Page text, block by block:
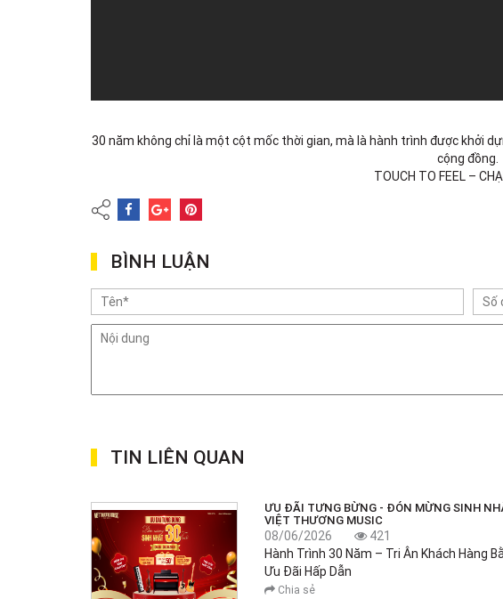
30 năm không chỉ là một cột mốc thời gian, mà là hành trình được khởi
cộng đồng.
TOUCH TO FEEL –
BÌNH LUẬN
TIN LIÊN QUAN
ƯU ĐÃI TƯNG BỪNG - ĐÓN MỪNG SINH
VIỆT THƯƠNG MUSIC
08/06/2026
421
Hành Trình 30 Năm – Tri Ân Khách Hàng
Ưu Đãi Hấp Dẫn
Chia sẻ